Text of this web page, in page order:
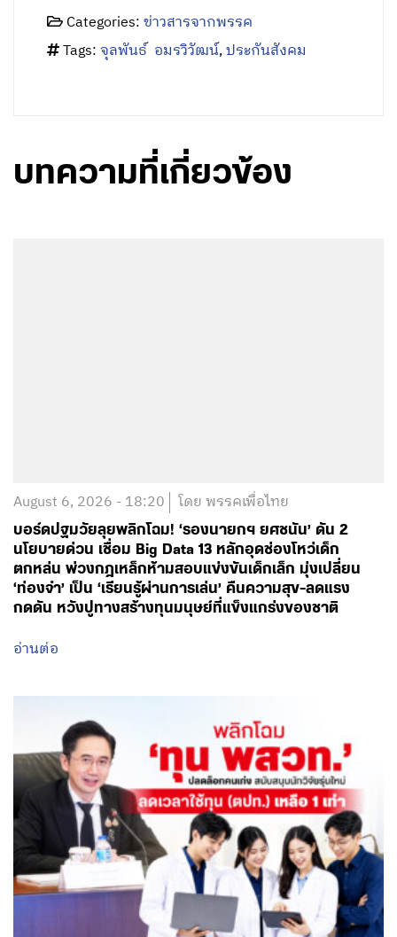
Categories:ข่าวสารจากพรรค
Tags:จุลพันธ์ อมรวิวัฒน์,ประกันสังคม
บทความที่เกี่ยวข้อง
August 6, 2026 - 18:20 โดย พรรคเพื่อไทย
บอร์ดปฐมวัยลุยพลิกโฉม! ‘รองนายกฯ ยศชนัน’ ดัน 2
นโยบายด่วน เชื่อม Big Data 13 หลักอุดช่องโหว่เด็ก
ตกหล่น พ่วงกฎเหล็กห้ามสอบแข่งขันเด็กเล็ก มุ่งเปลี่ยน
‘ท่องจำ’ เป็น ‘เรียนรู้ผ่านการเล่น’ คืนความสุข-ลดแรง
กดดัน หวังปูทางสร้างทุนมนุษย์ที่แข็งแกร่งของชาติ
อ่านต่อ